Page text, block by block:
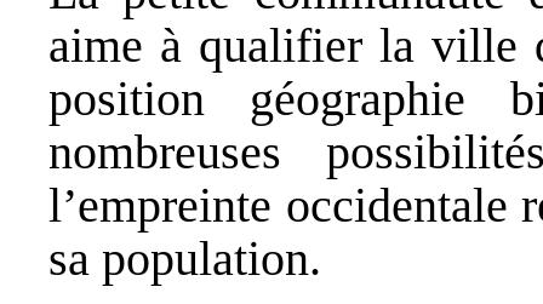
aime à qualifier la ville
position géographie
nombreuses
l’empreinte occidentale
sa population.